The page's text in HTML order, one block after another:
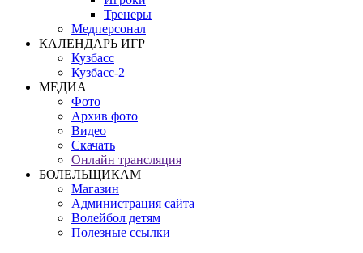
Тренеры
Медперсонал
КАЛЕНДАРЬ ИГР
Кузбасс
Кузбасс-2
МЕДИА
Фото
Архив фото
Видео
Скачать
Онлайн трансляция
БОЛЕЛЬЩИКАМ
Магазин
Администрация сайта
Волейбол детям
Полезные ссылки